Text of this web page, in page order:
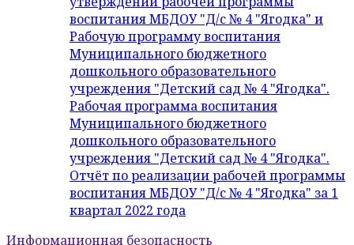
воспитания МБДОУ "Д/с № 4 "Ягодка" и
Рабочую программу воспитания
Муниципального бюджетного
дошкольного образовательного
учреждения "Детский сад № 4 "Ягодка".
Рабочая программа воспитания
Муниципального бюджетного
дошкольного образовательного
учреждения "Детский сад № 4 "Ягодка".
Отчёт по реализации рабочей программы
воспитания МБДОУ "Д/с № 4 "Ягодка" за 1
квартал 2022 года
Информационная безопасность